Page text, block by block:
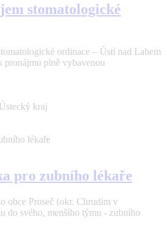
stomatologické
ordinace – Ústí nad Labem
pronájmu plně vybavenou
kraj
pro zubního lékaře
obce Proseč (okr. Chrudim v
do svého, menšího týmu - zubního